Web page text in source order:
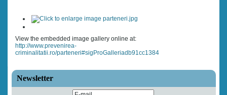
View the embedded image gallery online at:
http://www.prevenirea-
criminalitatii.ro/parteneri#sigProGalleriadb91cc1384
Newsletter